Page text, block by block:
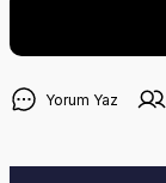
Yorum Yaz